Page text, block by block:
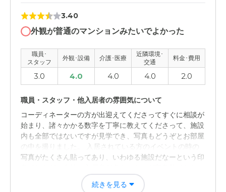
3.40
外観が普通のマンションみたいでよかった
職員･
スタッフ
外観･設備 介護･医療
近隣環境･
交通
料金･費用
3.0 4.0 4.0 4.0 2.0
職員・スタッフ・他入居者の雰囲気について
コーディネーターの方が出迎えてくださってすぐに相談が
始まり、諸々かかる数字を丁寧に教えてくださって、施設
内も全部ではないですが見学でき、写真もどうぞとお部屋
の中を撮りました。 入居されている方のイベントの時の
写真がたくさん貼ってあり、いわゆる施設だなーという印
色々見学して比較して父にあった場所を見つけたいです。
続きを見る